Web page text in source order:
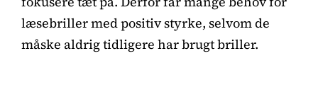
læsebriller med positiv styrke, selvom de
måske aldrig tidligere har brugt briller.